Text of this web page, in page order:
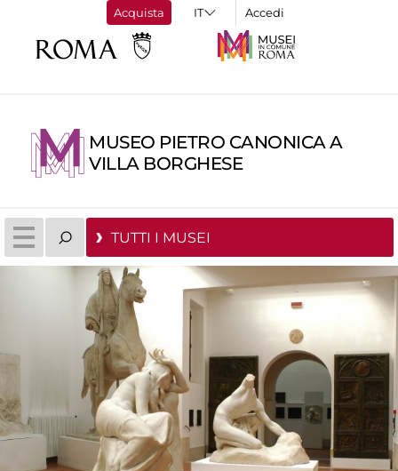
Acquista Accedi
MUSEO PIETRO CANONICA A
VILLA BORGHESE
TUTTI I MUSEI